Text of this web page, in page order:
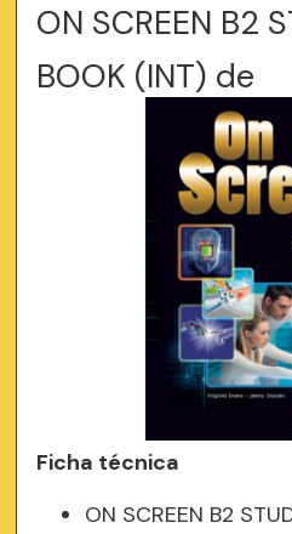
ON SCREEN B2
BOOK (INT) de
Ficha técnica
ON SCREEN B2